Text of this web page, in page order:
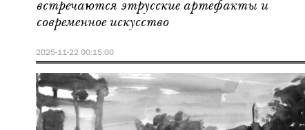
встречаются этрусские артефакты и
современное искусство
2025-11-22 00:15:00